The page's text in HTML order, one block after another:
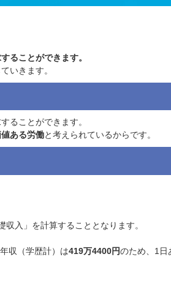
、以下説明していきます。
損害を請求することができます。